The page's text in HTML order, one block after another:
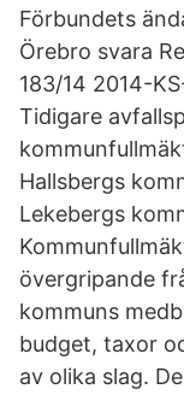
Förbundets
Örebro svara
183/14 2014-
Tidigare
Hallsbergs
Lekebergs
övergripande
kommuns
budget, taxor
av olika slag.